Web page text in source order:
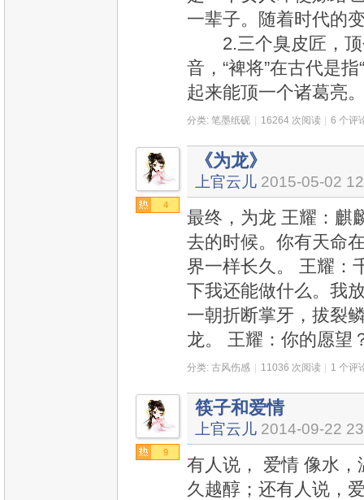
一辈子。随着时代的
2.三个臭皮匠，顶
音，“裨将”在古代是
起来能顶一个诸葛亮
分类: 笔墨纸砚 16264 次阅读 6 个评
4
《为龙》
上官云儿 2015-05-02
最终，为龙 王耀：麒
去的时候。你有天命
界一样长久。 王耀
下我还能做什么。我
一朝折断掌牙，拔裂
龙。 王耀：你的愿望
分类: 古风伤感 11036 次阅读 1 个评
9
筷子和爱情
上官云儿 2014-09-22
有人说， 爱情 像水
久越醇；还有人说，